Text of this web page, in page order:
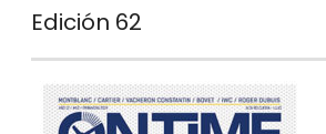
Edición 62